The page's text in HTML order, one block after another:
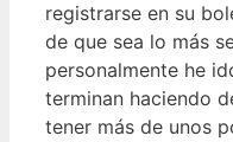
registrarse en su
de que sea lo más
personalmente he
terminan haciendo
tener más de unos